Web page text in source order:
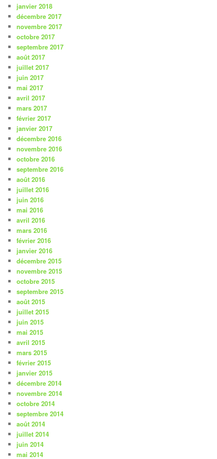
janvier 2018
décembre 2017
novembre 2017
octobre 2017
septembre 2017
août 2017
juillet 2017
juin 2017
mai 2017
avril 2017
mars 2017
février 2017
janvier 2017
décembre 2016
novembre 2016
octobre 2016
septembre 2016
août 2016
juillet 2016
juin 2016
mai 2016
avril 2016
mars 2016
février 2016
janvier 2016
décembre 2015
novembre 2015
octobre 2015
septembre 2015
août 2015
juillet 2015
juin 2015
mai 2015
avril 2015
mars 2015
février 2015
janvier 2015
décembre 2014
novembre 2014
octobre 2014
septembre 2014
août 2014
juillet 2014
juin 2014
mai 2014